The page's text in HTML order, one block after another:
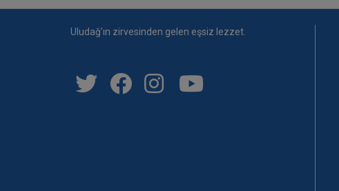
Uludağ’ın zirvesinden gelen eşsiz lezzet.
Social Links